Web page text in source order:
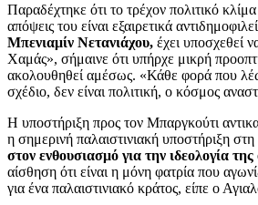
Παραδέχτηκε ότι το τρέχον πολιτικό
απόψεις του είναι εξαιρετικά
Μπενιαμίν Νετανιάχου, έχει υποσχεθεί
Χαμάς», σήμαινε ότι υπήρχε μικρή
ακολουθηθεί αμέσως. «Κάθε φορά που λέω
σχέδιο, δεν είναι πολιτική, ο κόσμος
Η υποστήριξη προς τον Μπαργκούτι
η σημερινή παλαιστινιακή υποστήριξη
στον ενθουσιασμό για την ιδεολογία
αίσθηση ότι είναι η μόνη φατρία που
για ένα παλαιστινιακό κράτος, είπε ο